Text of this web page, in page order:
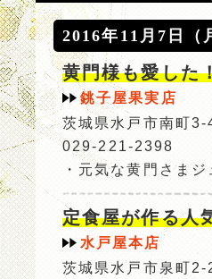
2016年11月7日（
黄門様も愛した
銚子屋果実店
茨城県水戸市南町3-
029-221-2398
・元気な黄門さま
定食屋が作る人
水戸屋本店
茨城県水戸市泉町2-